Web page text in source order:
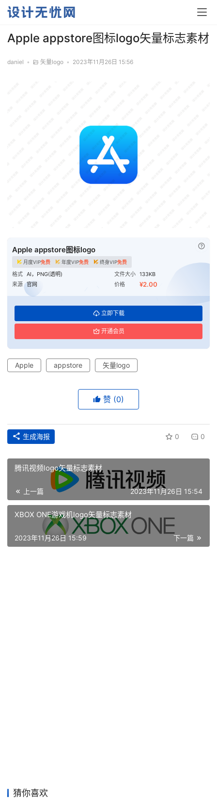
首
材
Apple appstore图标logo矢量标志素材
daniel • 矢量logo • 2023年11月26日 15:56
Apple appstore图标logo
月度VIP免费 年度VIP免费 终身VIP免费
格式 AI，PNG(透明) 文件大小
133KB
来源 官网 价格 ¥2.00
立即下载
开通会员
Apple appstore 矢量logo
赞 (0)
生成海报 0 0
腾讯视频logo矢量标志素材
上一篇 2023年11月26日 15:54
XBOX ONE游戏机logo矢量标志素材
下一篇
2023年11月26日 15:59
猜你喜欢